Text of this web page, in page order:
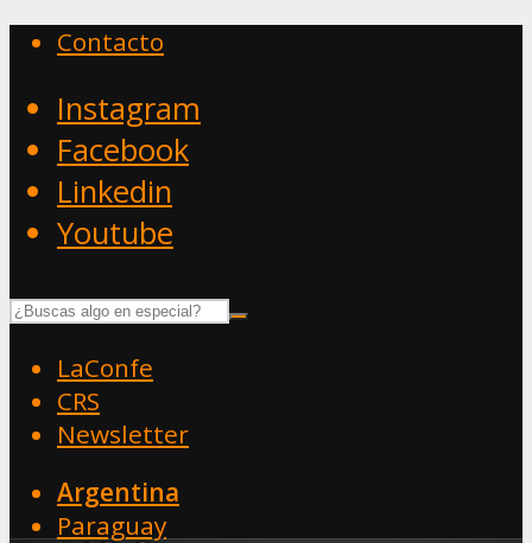
Contacto
Instagram
Facebook
Linkedin
Youtube
LaConfe
CRS
Newsletter
Argentina
Paraguay